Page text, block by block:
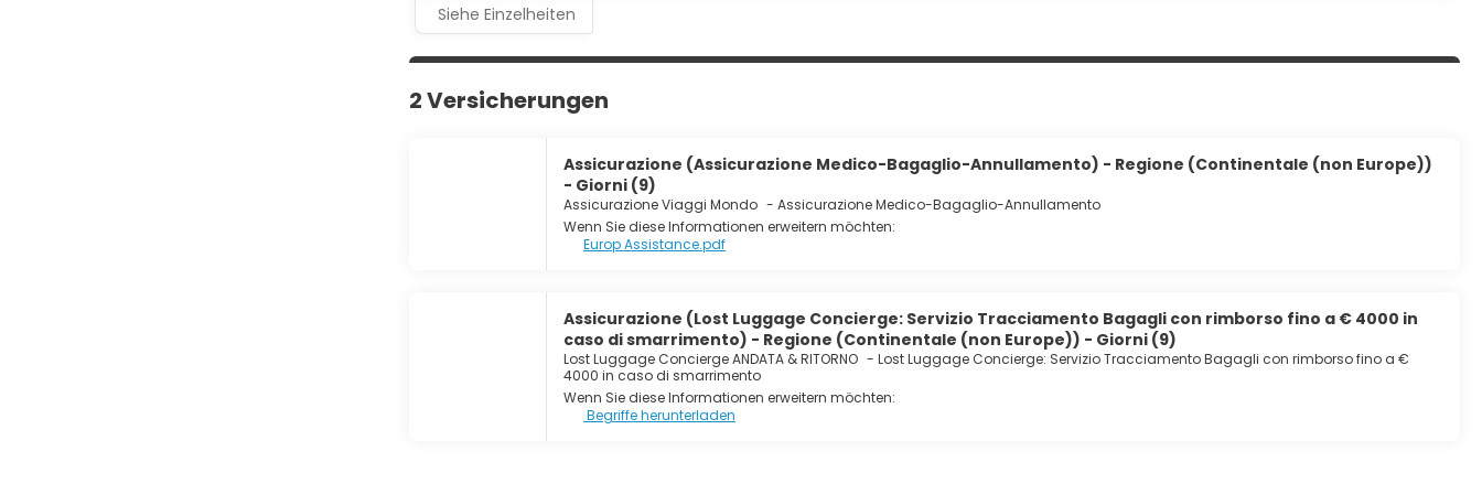
Siehe Einzelheiten
2 Versicherungen
Assicurazione (Assicurazione Medico-Bagaglio-Annullamento) - Regione (Continentale (non Europe))
- Giorni (9)
Assicurazione Viaggi Mondo - Assicurazione Medico-Bagaglio-Annullamento
Wenn Sie diese Informationen erweitern möchten:
Europ Assistance.pdf
Assicurazione (Lost Luggage Concierge: Servizio Tracciamento Bagagli con rimborso fino a € 4000 in
caso di smarrimento) - Regione (Continentale (non Europe)) - Giorni (9)
Lost Luggage Concierge ANDATA & RITORNO - Lost Luggage Concierge: Servizio Tracciamento Bagagli con rimborso fino a €
4000 in caso di smarrimento
Wenn Sie diese Informationen erweitern möchten:
Begriffe herunterladen